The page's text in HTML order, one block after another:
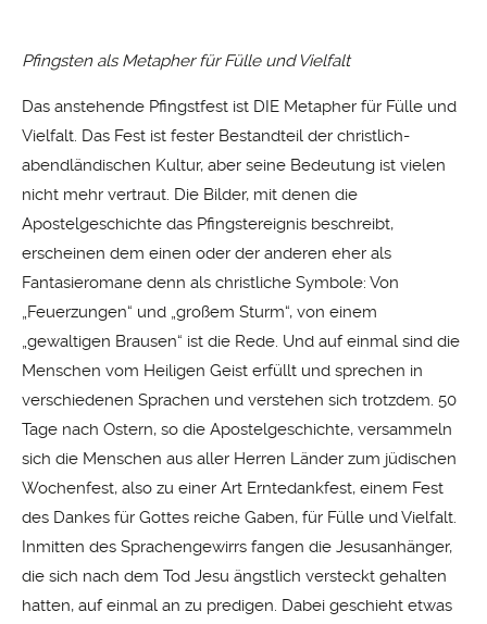
Pfingsten als Metapher für Fülle und Vielfalt
Das anstehende Pfingstfest ist DIE Metapher für Fülle und
Vielfalt. Das Fest ist fester Bestandteil der christlich-
abendländischen Kultur, aber seine Bedeutung ist vielen
nicht mehr vertraut. Die Bilder, mit denen die
Apostelgeschichte das Pfingstereignis beschreibt,
erscheinen dem einen oder der anderen eher als
Fantasieromane denn als christliche Symbole: Von
„Feuerzungen“ und „großem Sturm“, von einem
„gewaltigen Brausen“ ist die Rede. Und auf einmal sind die
Menschen vom Heiligen Geist erfüllt und sprechen in
verschiedenen Sprachen und verstehen sich trotzdem. 50
Tage nach Ostern, so die Apostelgeschichte, versammeln
sich die Menschen aus aller Herren Länder zum jüdischen
Wochenfest, also zu einer Art Erntedankfest, einem Fest
des Dankes für Gottes reiche Gaben, für Fülle und Vielfalt.
Inmitten des Sprachengewirrs fangen die Jesusanhänger,
die sich nach dem Tod Jesu ängstlich versteckt gehalten
hatten, auf einmal an zu predigen. Dabei geschieht etwas